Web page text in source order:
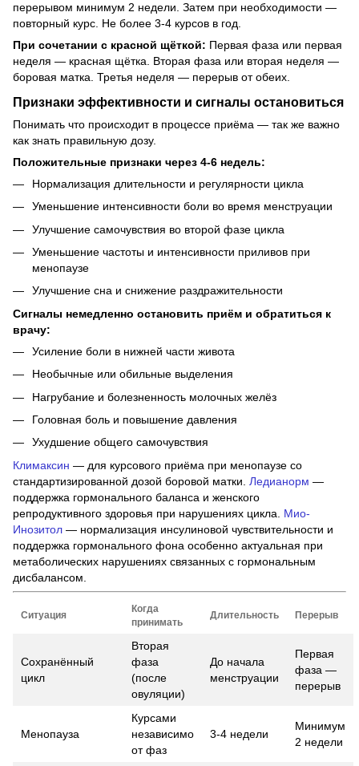
перерывом минимум 2 недели. Затем при необходимости —
повторный курс. Не более 3-4 курсов в год.
При сочетании с красной щёткой: Первая фаза или первая
неделя — красная щётка. Вторая фаза или вторая неделя —
боровая матка. Третья неделя — перерыв от обеих.
Признаки эффективности и сигналы остановиться
Понимать что происходит в процессе приёма — так же важно
как знать правильную дозу.
Положительные признаки через 4-6 недель:
Нормализация длительности и регулярности цикла
Уменьшение интенсивности боли во время менструации
Улучшение самочувствия во второй фазе цикла
Уменьшение частоты и интенсивности приливов при
менопаузе
Улучшение сна и снижение раздражительности
Сигналы немедленно остановить приём и обратиться к
врачу:
Усиление боли в нижней части живота
Необычные или обильные выделения
Нагрубание и болезненность молочных желёз
Головная боль и повышение давления
Ухудшение общего самочувствия
Климаксин — для курсового приёма при менопаузе со
стандартизированной дозой боровой матки. Ледианорм —
поддержка гормонального баланса и женского
репродуктивного здоровья при нарушениях цикла. Мио-
Инозитол — нормализация инсулиновой чувствительности и
поддержка гормонального фона особенно актуальная при
метаболических нарушениях связанных с гормональным
дисбалансом.
Ситуация
Когда
принимать
Длительность Перерыв
Сохранённый
цикл
Вторая
фаза
(после
овуляции)
До начала
менструации
Первая
фаза —
перерыв
Менопауза
Курсами
независимо
от фаз
3-4 недели
Минимум
2 недели